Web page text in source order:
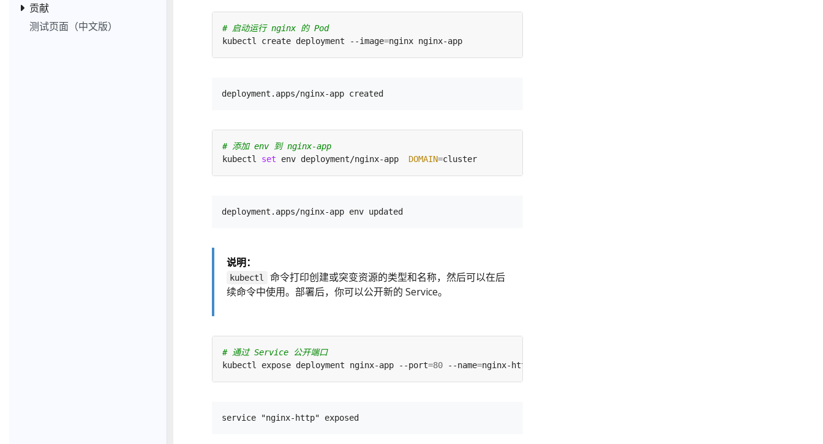
贡献
测试页面（中文版）
# 启动运行 nginx 的 Pod
kubectl create deployment --image= nginx nginx-app
# 添加 env 到 nginx-app
kubectl set env deployment/nginx-app DOMAIN= cluster
说明：
kubectl
命令打印创建或突变资源的类型和名称，然后可以在后
续命令中使用。部署后，你可以公开新的 Service。
# 通过 Service 公开端口
kubectl expose deployment nginx-app --port=80 --name=